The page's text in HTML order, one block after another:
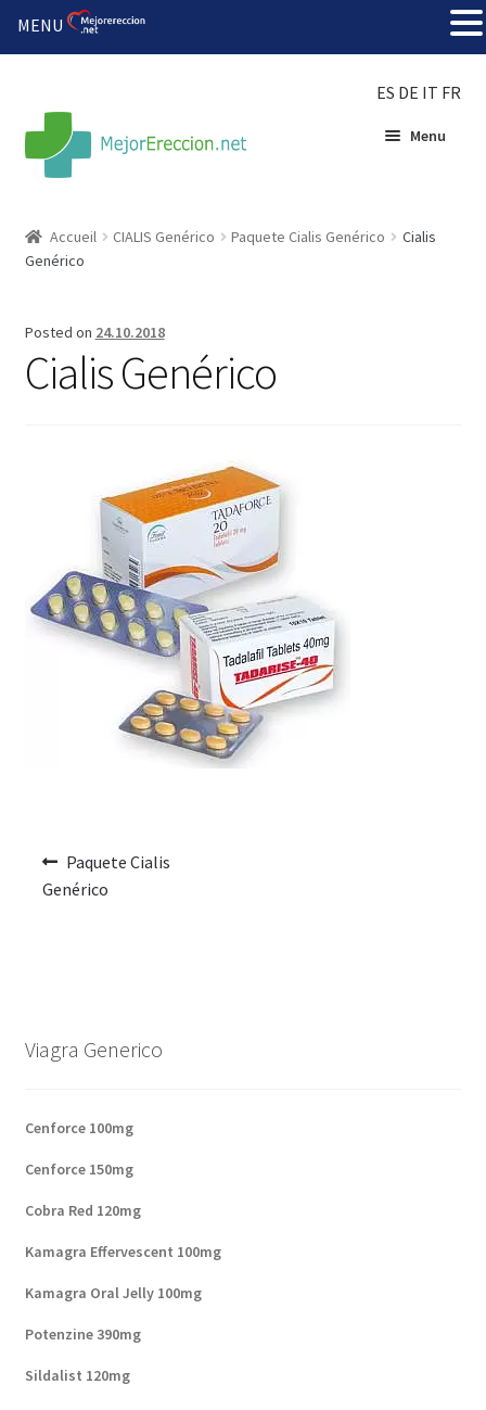
ES DE IT FR
Menu
Roue de la fortune
Organiser une fête
Solution bon marché
Voyage romantique.
Faire la fête
Comment choisir?
Base de données de produits
Blogue
Contacts
Méthodes d’expédition
Modes de paiement
Mentions Légales
Accueil CIALIS Genérico Paquete Cialis Genérico
Cialis
Genérico
Posted on 24.10.2018
Cialis Genérico
Paquete Cialis
Genérico
Viagra Generico
Cenforce 100mg
Cenforce 150mg
Cobra Red 120mg
Kamagra Effervescent 100mg
Kamagra Oral Jelly 100mg
Potenzine 390mg
Sildalist 120mg
MENU